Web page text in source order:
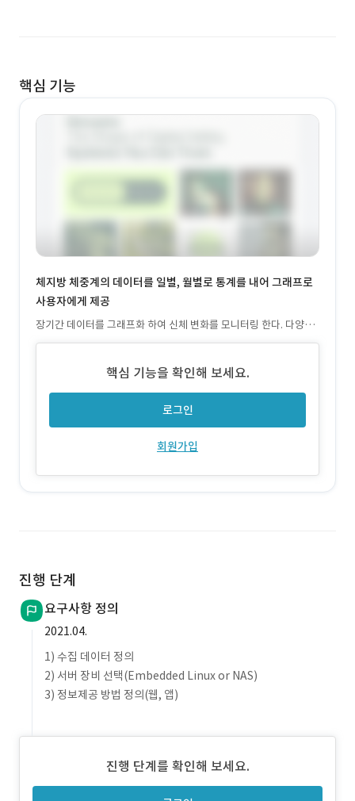
핵심 기능
체지방 체중계의 데이터를 일별, 월별로 통계를 내어 그래프로
사용자에게 제공
장기간 데이터를 그래프화 하여 신체 변화를 모니터링 한다. 다양한
헬스 기기의 데이터도 쉽게 추가 한다.
핵심 기능을 확인해 보세요.
로그인
회원가입
진행 단계
요구사항 정의
2021.04.
1) 수집 데이터 정의
2) 서버 장비 선택(Embedded Linux or NAS)
3) 정보제공 방법 정의(웹, 앱)
진행 단계를 확인해 보세요.